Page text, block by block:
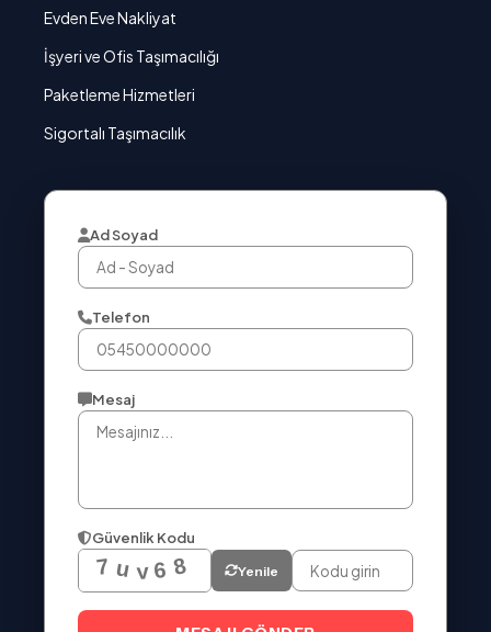
Evden Eve Nakliyat
İşyeri ve Ofis Taşımacılığı
Paketleme Hizmetleri
Sigortalı Taşımacılık
Ad Soyad
Telefon
Mesaj
Güvenlik Kodu
Yenile